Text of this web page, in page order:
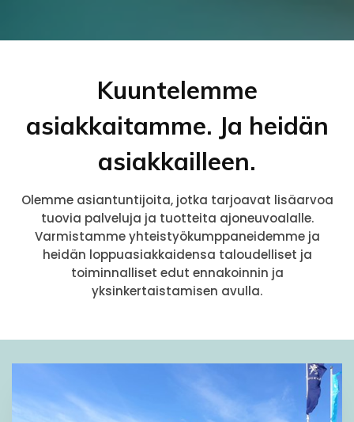
Kuuntelemme
asiakkaitamme. Ja heidän
asiakkailleen.
Olemme asiantuntijoita, jotka tarjoavat lisäarvoa
tuovia palveluja ja tuotteita ajoneuvoalalle.
Varmistamme yhteistyökumppaneidemme ja
heidän loppuasiakkaidensa taloudelliset ja
toiminnalliset edut ennakoinnin ja
yksinkertaistamisen avulla.